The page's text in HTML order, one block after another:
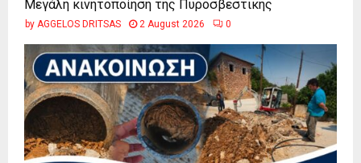
Μεγάλη κινητοποίηση της Πυροσβεστικής
by AGGELOS DRITSAS 2 August 2026 0